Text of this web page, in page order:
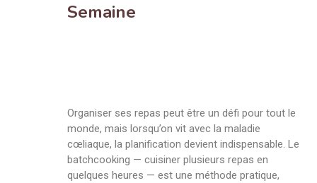
Semaine
Organiser ses repas peut être un défi pour tout le
monde, mais lorsqu’on vit avec la maladie
cœliaque, la planification devient indispensable. Le
batchcooking — cuisiner plusieurs repas en
quelques heures — est une méthode pratique,